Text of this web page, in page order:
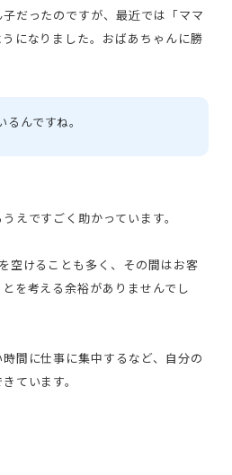
だったのですが、最近では「ママ
になりました。おばあちゃんに勝
んですね。
えですごく助かっています。
空けることも多く、その間はお客
を考える余裕がありませんでし
間に仕事に集中するなど、自分の
ています。